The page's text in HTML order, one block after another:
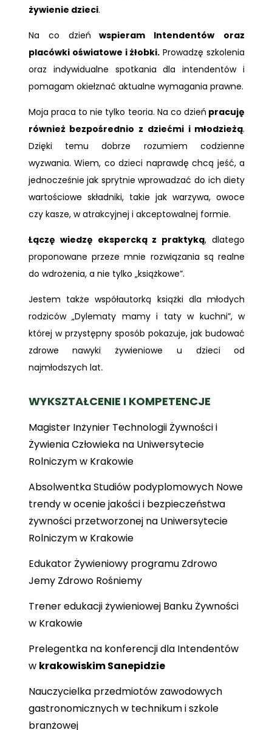
żywienie dzieci.
Na co dzień wspieram Intendentów
oraz
placówki oświatowe i żłobki. Prowadzę szkolenia
oraz indywidualne spotkania dla intendentów i
pomagam okiełznać aktualne wymagania prawne.
Moja praca to nie tylko teoria. Na co dzień pracuję
również bezpośrednio z dziećmi i młodzieżą.
Dzięki temu dobrze rozumiem codzienne
wyzwania. Wiem, co dzieci naprawdę chcą jeść, a
jednocześnie jak sprytnie wprowadzać do ich diety
wartościowe składniki, takie jak warzywa, owoce
czy kasze, w atrakcyjnej i akceptowalnej formie.
Łączę wiedzę ekspercką z praktyką, dlatego
proponowane przeze mnie rozwiązania są realne
do wdrożenia, a nie tylko „książkowe”.
Jestem także współautorką książki dla młodych
rodziców „Dylematy mamy i taty w kuchni”, w
której w przystępny sposób pokazuje, jak budować
zdrowe nawyki żywieniowe u dzieci od
najmłodszych lat.
WYKSZTAŁCENIE I KOMPETENCJE
Magister Inżynier Technologii Żywności i
Żywienia Człowieka na Uniwersytecie
Rolniczym w Krakowie
Absolwentka Studiów podyplomowych Nowe
trendy w ocenie jakości i bezpieczeństwa
żywności przetworzonej na Uniwersytecie
Rolniczym w Krakowie
Edukator Żywieniowy programu Zdrowo
Jemy Zdrowo Rośniemy
Trener edukacji żywieniowej Banku Żywności
w Krakowie
Prelegentka na konferencji dla Intendentów
w krakowiskim Sanepidzie
Nauczycielka przedmiotów zawodowych
gastronomicznych w technikum i szkole
branżowej